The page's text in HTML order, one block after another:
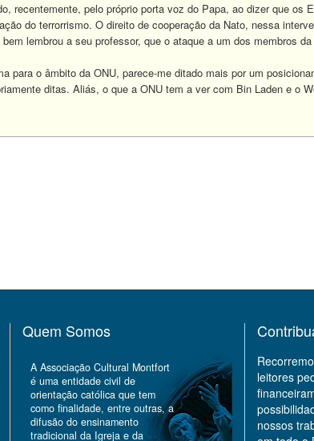
recentemente, pelo próprio porta voz do Papa, ao dizer que os
do terrorrismo. O direito de cooperação da Nato, nessa
lembrou a seu professor, que o ataque a um dos membros
para o âmbito da ONU, parece-me ditado mais por um
ditas. Aliás, o que a ONU tem a ver com Bin Laden e o
Quem Somos
A Associação Cultural Montfort
é uma entidade civil de
orientação católica que tem
como finalidade, entre outras, a
difusão do ensinamento
tradicional da Igreja e da
leitores
nossos